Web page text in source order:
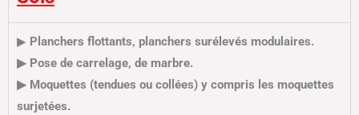
▶ Planchers flottants, planchers surélevés modulaires.
▶ Pose de carrelage, de marbre.
▶ Moquettes (tendues ou collées) y compris les moquettes
surjetées.